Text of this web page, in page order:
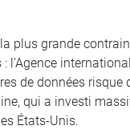
la plus grande
l’Agence
de données risque
qui a investi
États-Unis.